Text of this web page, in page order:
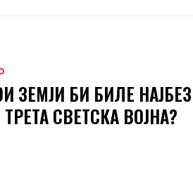
ЗЕМЈИ БИ БИЛЕ
СВЕТСКА ВОЈНА?